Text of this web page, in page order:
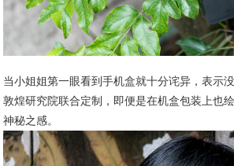
当小姐姐第一眼看到手机盒就十分诧异，表示
敦煌研究院联合定制，即便是在机盒包装上也
神秘之感。